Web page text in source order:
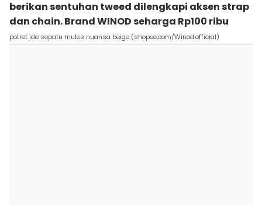
berikan sentuhan tweed dilengkapi aksen strap
dan chain. Brand WINOD seharga Rp100 ribu
potret ide sepatu mules nuansa beige (shopee.com/Winod.official)